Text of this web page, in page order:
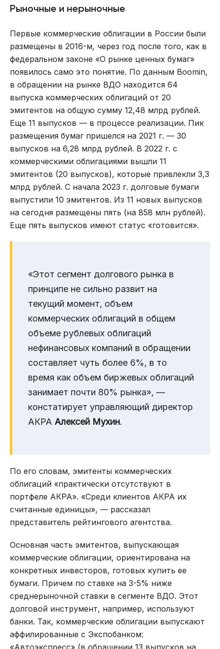
Рыночные и нерыночные
Первые коммерческие облигации в России были
размещены в 2016-м, через год после того, как в
федеральном законе «О рынке ценных бумаг»
появилось само это понятие. По данным Boomin,
в обращении на рынке ВДО находится 64
выпуска коммерческих облигаций от 20
эмитентов на общую сумму 12,48 млрд рублей.
Еще 11 выпусков — в процессе реализации. Пик
размещения бумаг пришелся на 2021 г. — 30
выпусков на 6,28 млрд рублей. В 2022 г. с
коммерческими облигациями вышли 11
эмитентов (20 выпусков), которые привлекли 3,3
млрд рублей. С начала 2023 г. долговые бумаги
выпустили 10 эмитентов. Из 11 новых выпусков
на сегодня размещены пять (на 858 млн рублей).
Еще пять выпусков имеют статус «готовится».
«Этот сегмент долгового рынка в
принципе не сильно развит на
текущий момент, объем
коммерческих облигаций в общем
объеме рублевых облигаций
нефинансовых компаний в обращении
составляет чуть более 6%, в то
время как объем биржевых облигаций
занимает почти 80% рынка», —
констатирует управляющий директор
АКРА Алексей Мухин.
По его словам, эмитенты коммерческих
облигаций «практически отсутствуют в
портфеле АКРА». «Среди клиентов АКРА их
считанные единицы», — рассказал
представитель рейтингового агентства.
Основная часть эмитентов, выпускающая
коммерческие облигации, ориентирована на
конкретных инвесторов, готовых купить ее
бумаги. Причем по ставке на 3-5% ниже
среднерыночной ставки в сегменте ВДО. Этот
долговой инструмент, например, используют
банки. Так, коммерческие облигации выпускают
аффилированные с Экспобанком: